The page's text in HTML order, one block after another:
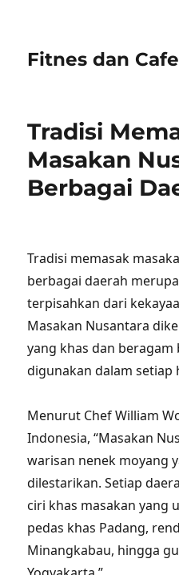
Fitnes dan Cafe
Tradisi
Masakan
Berbagai
Tradisi memasak
berbagai daerah
terpisahkan dari
Masakan Nusantara
yang khas dan
digunakan dalam setiap
Menurut Chef William
Indonesia, “Masakan
warisan nenek moyang
dilestarikan. Setiap
ciri khas masakan yang
pedas khas Padang,
Minangkabau, hingga